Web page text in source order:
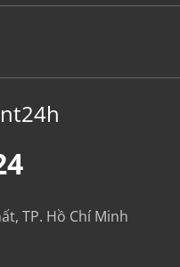
TP. Hồ Chí Minh